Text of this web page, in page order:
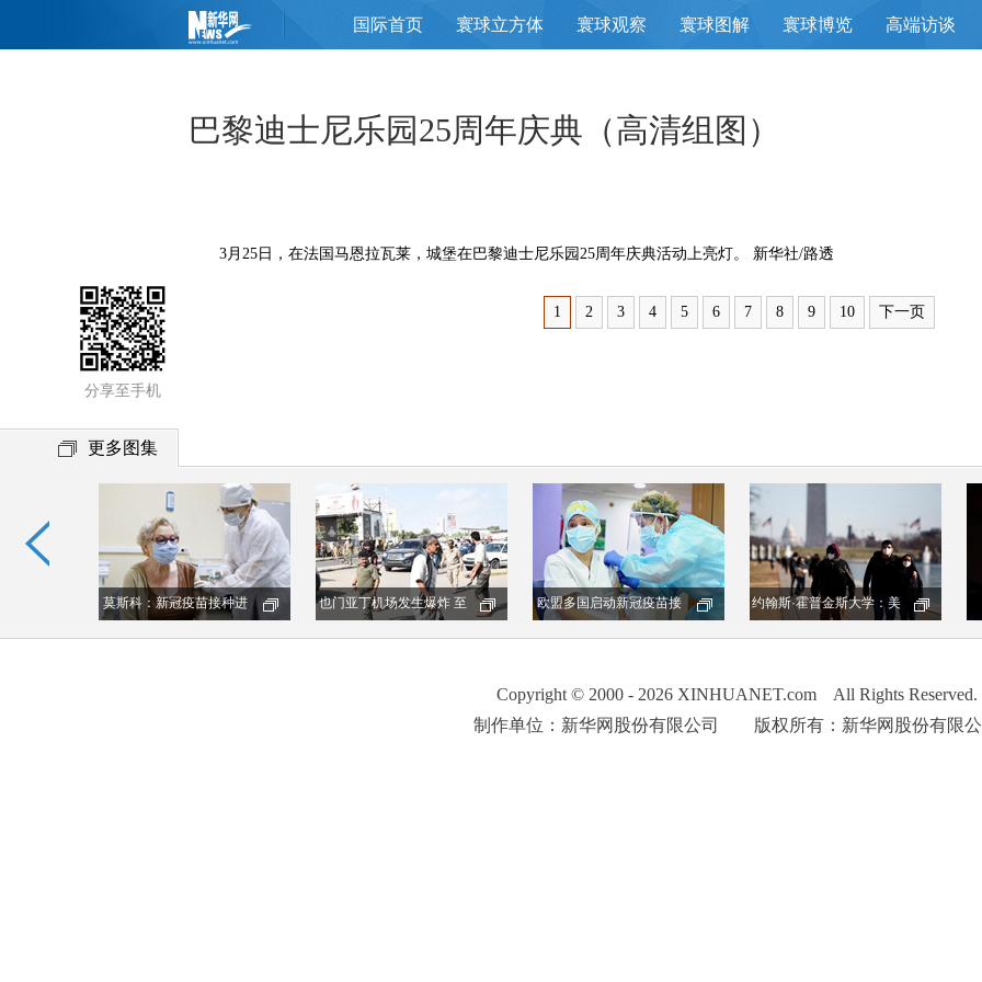
国际首页 寰球立方体 寰球观察 寰球图解 寰球博览 高端访谈
分享至手机
巴黎迪士尼乐园25周年庆典（高清组图）
3月25日，在法国马恩拉瓦莱，城堡在巴黎迪士尼乐园25周年庆典活动上亮灯。 新华社/路透
1 2 3 4 5 6 7 8 9 10 下一页
Copyright © 2000 - 2026 XINHUANET.com All Rights Reserved.
制作单位：新华网股份有限公司 版权所有：新华网股份有限